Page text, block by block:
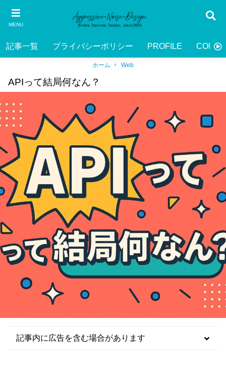
MENU
記事一覧 プライバシーポリシー PROFILE
ホーム Web
APIって結局何なん？
記事内に広告を含む場合があります